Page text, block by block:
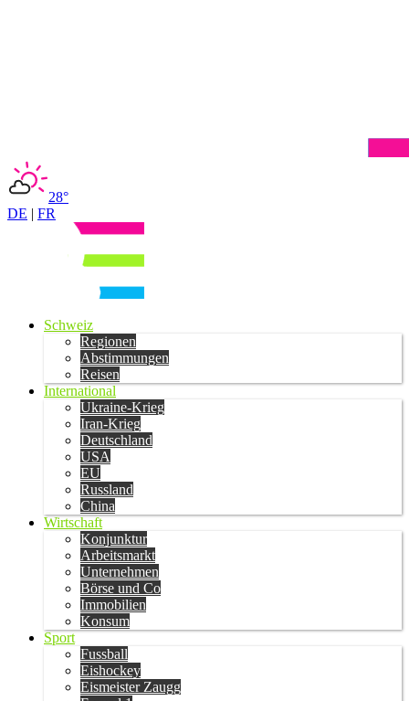
28°
DE | FR
Schweiz
Regionen
Abstimmungen
Reisen
International
Ukraine-Krieg
Iran-Krieg
Deutschland
USA
EU
Russland
China
Wirtschaft
Konjunktur
Arbeitsmarkt
Unternehmen
Börse und Co
Immobilien
Konsum
Sport
Fussball
Eishockey
Eismeister Zaugg